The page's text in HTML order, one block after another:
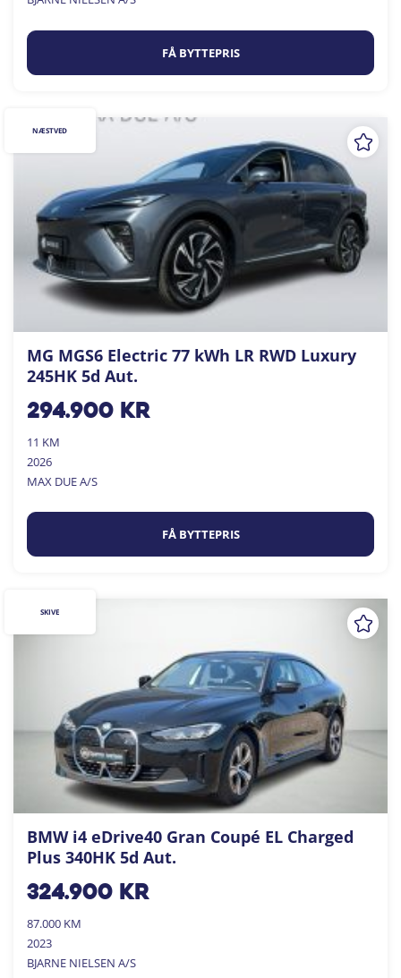
FÅ BYTTEPRIS
MG MGS6 Electric 77 kWh LR RWD Luxury
245HK 5d Aut.
294.900kr
11 KM
2026
MAX DUE A/S
FÅ BYTTEPRIS
NÆSTVED
BMW i4 eDrive40 Gran Coupé EL Charged
Plus 340HK 5d Aut.
324.900kr
87.000 KM
2023
BJARNE NIELSEN A/S
SKIVE